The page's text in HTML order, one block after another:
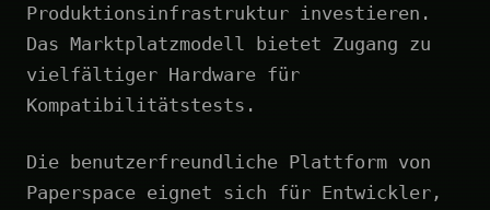
Produktionsinfrastruktur investieren.
Das Marktplatzmodell bietet Zugang zu
vielfältiger Hardware für
Kompatibilitätstests.
Die benutzerfreundliche Plattform von
Paperspace eignet sich für Entwickler,